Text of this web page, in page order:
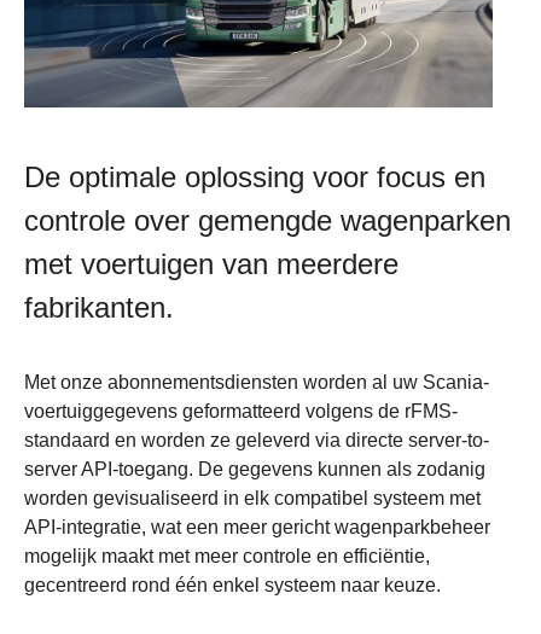
De optimale oplossing voor focus en
controle over gemengde wagenparken
met voertuigen van meerdere
fabrikanten.
Met onze abonnementsdiensten worden al uw Scania-
voertuiggegevens geformatteerd volgens de rFMS-
standaard en worden ze geleverd via directe server-to-
server API-toegang. De gegevens kunnen als zodanig
worden gevisualiseerd in elk compatibel systeem met
API-integratie, wat een meer gericht wagenparkbeheer
mogelijk maakt met meer controle en efficiëntie,
gecentreerd rond één enkel systeem naar keuze.